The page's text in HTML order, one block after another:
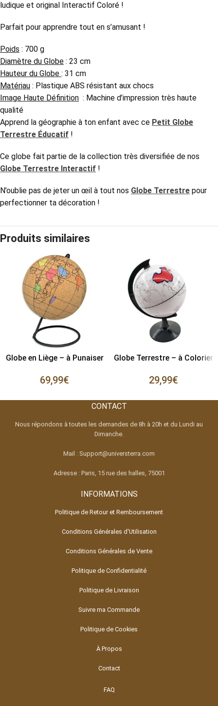
ludique et original Interactif Coloré !
Parfait pour apprendre tout en s’amusant !
Poids : 700 g
Diamètre du Globe : 23 cm
Hauteur du Globe : 31 cm
Matériau : Plastique ABS résistant aux chocs
Image Haute Définition : Machine d’impression très haute
qualité
Apprend la géographie à ton enfant avec ce Petit Globe
Terrestre Éducatif !
Ce globe fait partie de la collection très diversifiée de nos
Globe Terrestre Interactif !
N’oublie pas de jeter un œil à tout nos Globe Terrestre pour
perfectionner ta décoration !
Produits similaires
Globe en Liège – à Punaiser
69,99€
Globe Terrestre – à Colorier
29,99€
CONTACT
Nous répondons à toutes les demandes de 8h à 20h et du Lundi au
Dimanche.
Mail : Support@universterra.com
Adresse : Paris, 15 rue des halles, 75001
INFORMATIONS
Politique de Retour et Remboursement
Conditions Générales d'Utilisation
Conditions Générales de Vente
Politique de Confidentialité
Politique de Livraison
Suivre ma Commande
Politique de Cookies
À Propos
Contact
FAQ